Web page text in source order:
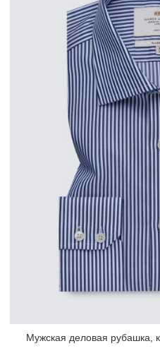
Мужская деловая рубашка,